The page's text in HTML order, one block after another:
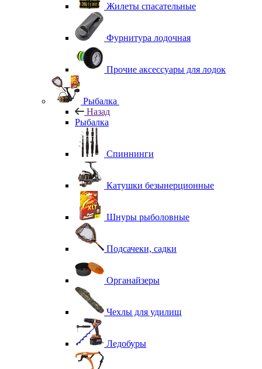
Жилеты спасательные
Фурнитура лодочная
Прочие аксессуары для лодок
Рыбалка
Назад
Рыбалка
Спиннинги
Катушки безынерционные
Шнуры рыболовные
Подсачеки, садки
Органайзеры
Чехлы для удилищ
Ледобуры